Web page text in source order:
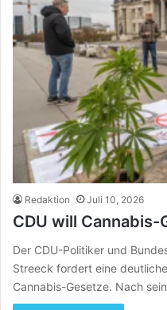
Redaktion Juli 10, 2026
CDU will
Der CDU-Politiker und
Streeck fordert eine
Cannabis-Gesetze. Nach